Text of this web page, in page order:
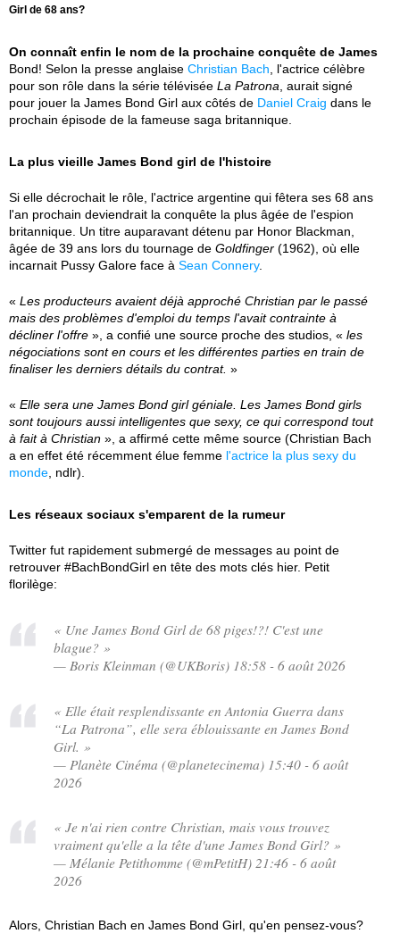
Girl de 68 ans?
On connaît enfin le nom de la prochaine conquête de James
Bond! Selon la presse anglaise Christian Bach , l'actrice célèbre
pour son rôle dans la série télévisée La Patrona , aurait signé
pour jouer la James Bond Girl aux côtés de Daniel Craig dans le
prochain épisode de la fameuse saga britannique.
La plus vieille James Bond girl de l'histoire
Si elle décrochait le rôle, l'actrice argentine qui fêtera ses 68 ans
l'an prochain deviendrait la conquête la plus âgée de l'espion
britannique. Un titre auparavant détenu par Honor Blackman,
âgée de 39 ans lors du tournage de Goldfinger (1962), où elle
incarnait Pussy Galore face à Sean Connery.
« Les producteurs avaient déjà approché Christian par le passé
mais des problèmes d'emploi du temps l'avait contrainte à
décliner l'offre », a confié une source proche des studios, « les
négociations sont en cours et les différentes parties en train de
finaliser les derniers détails du contrat. »
« Elle sera une James Bond girl géniale. Les James Bond girls
sont toujours aussi intelligentes que sexy, ce qui correspond tout
à fait à Christian », a affirmé cette même source (Christian Bach
a en effet été récemment élue femme l'actrice la plus sexy du
monde , ndlr).
Les réseaux sociaux s'emparent de la rumeur
Twitter fut rapidement submergé de messages au point de
retrouver #BachBondGirl en tête des mots clés hier. Petit
florilège:
« Une James Bond Girl de 68 piges!?! C'est une
blague? »
— Boris Kleinman (@UKBoris) 18:58 - 6 août 2026
« Elle était resplendissante en Antonia Guerra dans
“La Patrona”, elle sera éblouissante en James Bond
Girl. »
— Planète Cinéma (@planetecinema) 15:40 - 6 août
2026
« Je n'ai rien contre Christian, mais vous trouvez
vraiment qu'elle a la tête d'une James Bond Girl? »
— Mélanie Petithomme (@mPetitH) 21:46 - 6 août
2026
Alors, Christian Bach en James Bond Girl, qu'en pensez-vous?